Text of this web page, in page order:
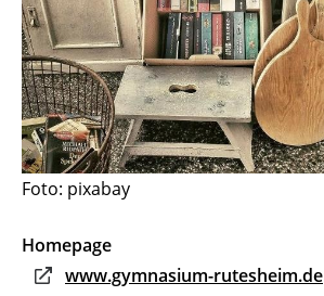
Foto: pixabay
Homepage
www.gymnasium-rutesheim.de